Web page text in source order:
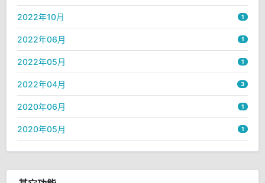
2022年10月 1
2022年06月 1
2022年05月 1
2022年04月 3
2020年06月 1
2020年05月 1